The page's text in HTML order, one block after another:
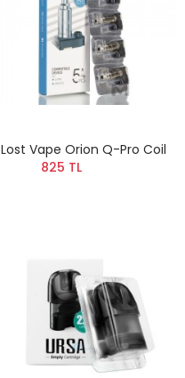
Lost Vape Orion Q-Pro Coil
825 TL